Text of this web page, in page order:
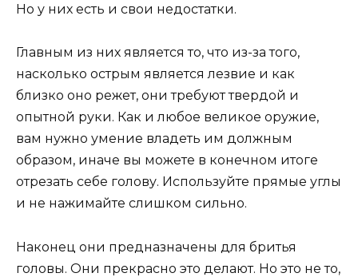
Но у них есть и свои недостатки.
Главным из них является то, что из-за того,
насколько острым является лезвие и как
близко оно режет, они требуют твердой и
опытной руки. Как и любое великое оружие,
вам нужно умение владеть им должным
образом, иначе вы можете в конечном итоге
отрезать себе голову. Используйте прямые углы
и не нажимайте слишком сильно.
Наконец они предназначены для бритья
головы. Они прекрасно это делают. Но это не то,